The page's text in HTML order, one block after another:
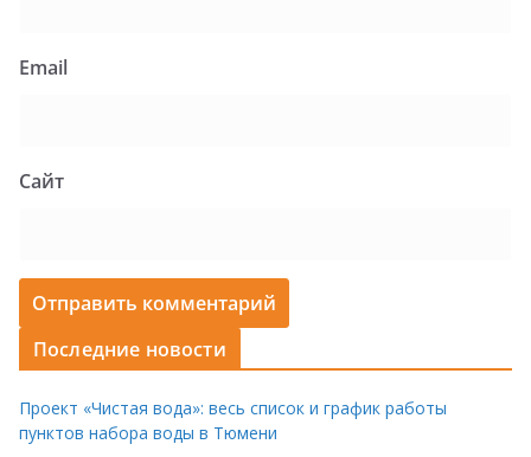
Email
Сайт
Последние новости
Проект «Чистая вода»: весь список и график работы
пунктов набора воды в Тюмени